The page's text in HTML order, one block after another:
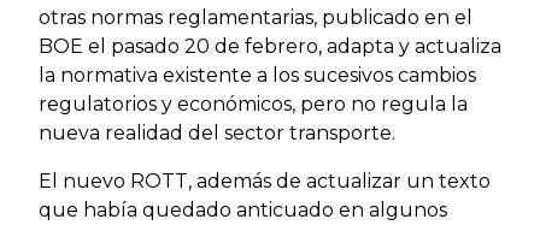
otras normas reglamentarias, publicado en el
BOE el pasado 20 de febrero, adapta y actualiza
la normativa existente a los sucesivos cambios
regulatorios y económicos, pero no regula la
nueva realidad del sector transporte.
El nuevo ROTT, además de actualizar un texto
que había quedado anticuado en algunos